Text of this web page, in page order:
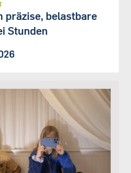
präzise, belastbare
Stunden